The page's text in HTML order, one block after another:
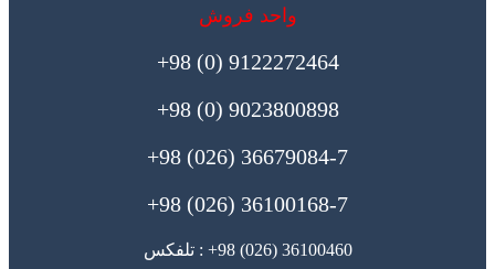
واحد فروش
9122272464 (0) 98+
9023800898 (0) 98+
36679084-7 (026) 98+
36100168-7 (026) 98+
36100460 (026) 98+ : تلفکس